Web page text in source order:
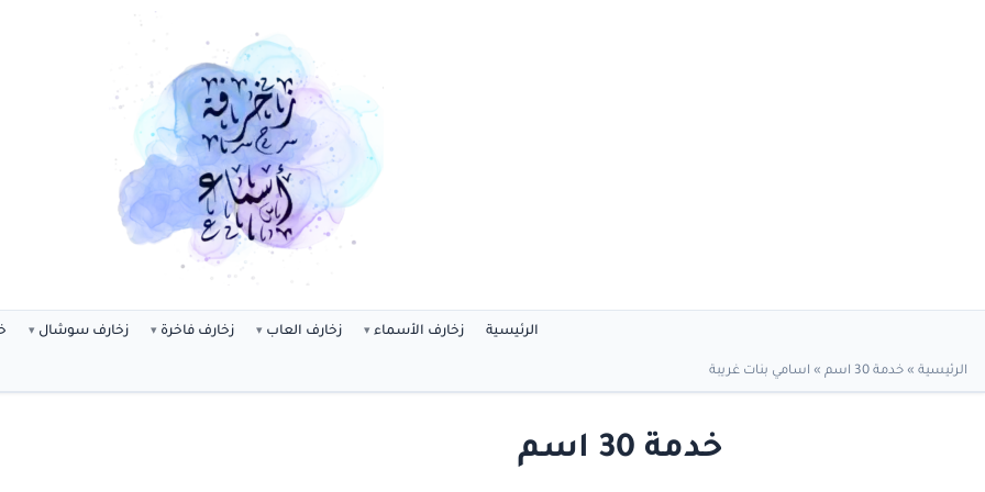
الرئيسية زخارف الأسماء زخارف العاب زخارف فاخرة زخارف سوشال
الرئيسية » خدمة 30 اسم » اسامي بنات غريبة
خدمة 30 اسم